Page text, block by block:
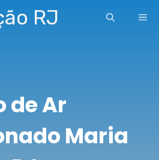
RJ
de Ar
Maria